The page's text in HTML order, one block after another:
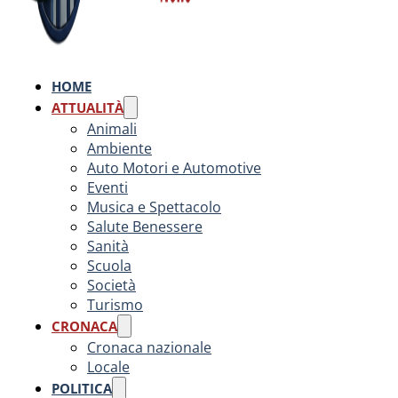
HOME
ATTUALITÀ
Animali
Ambiente
Auto Motori e Automotive
Eventi
Musica e Spettacolo
Salute Benessere
Sanità
Scuola
Società
Turismo
CRONACA
Cronaca nazionale
Locale
POLITICA